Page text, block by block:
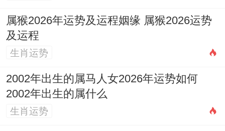
理制度与企业文化（印），积极争取官方资
质、专利认证或与国有背景机构合作，将
力，法律顾问与财务规范是此年创业的护身
符。
属猴2026年运势及运程姻缘 属猴2026运势
及运程
生肖运势
2002年出生的属马人女2026年运势如何
2002年出生的属什么
生肖运势